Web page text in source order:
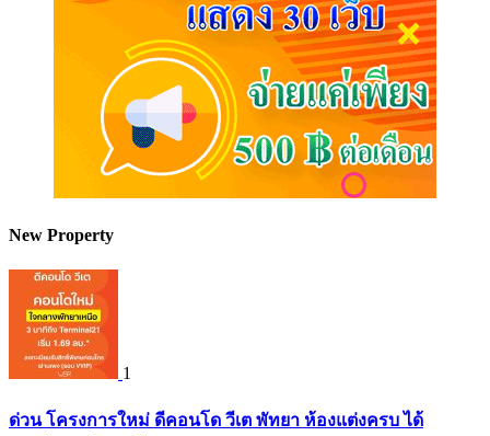
New Property
1
ด่วน โครงการใหม่ ดีคอนโด วีเต พัทยา ห้องแต่งครบ ได้